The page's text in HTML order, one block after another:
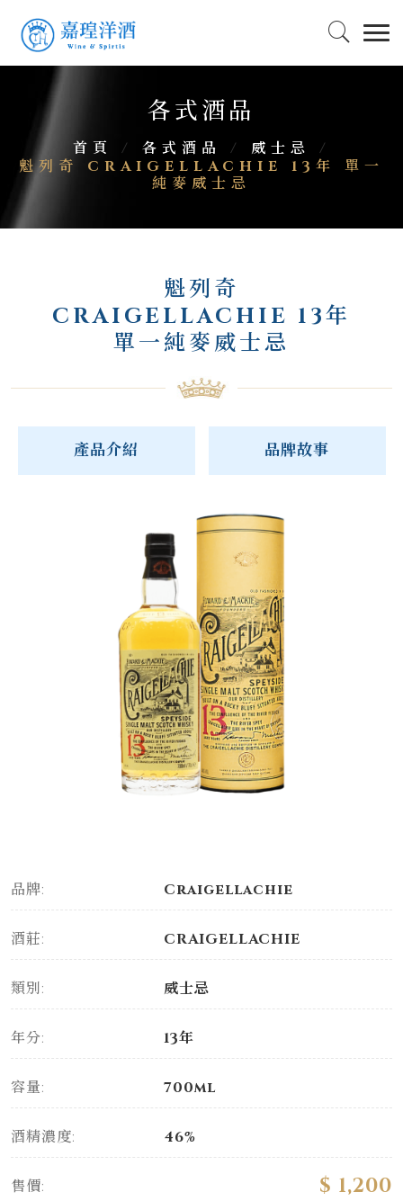
各式酒品
首頁 / 各式酒品 / 威士忌
/
魁列奇 CRAIGELLACHIE 13年 單一
純麥威士忌
魁列奇
CRAIGELLACHIE 13年
單一純麥威士忌
產品介紹 品牌故事
品牌: Craigellachie
酒莊: CRAIGELLACHIE
類別: 威士忌
年分: 13年
容量: 700ml
酒精濃度: 46%
售價: $ 1,200